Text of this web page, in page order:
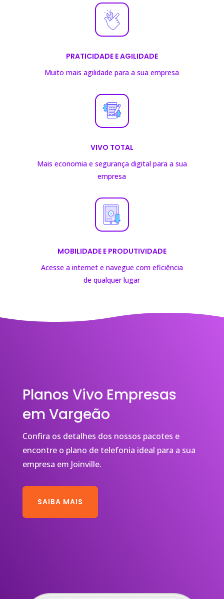
PRATICIDADE E AGILIDADE
Muito mais agilidade para a sua empresa
VIVO TOTAL
Mais economia e segurança digital para a sua
empresa
MOBILIDADE E PRODUTIVIDADE
Acesse a internet e navegue com eficiência
dequalquer lugar
Planos Vivo Empresas
em Vargeão
Confira os detalhes dos nossos pacotes e
encontre o plano de telefonia ideal para a sua
empresa em Joinville.
SAIBA MAIS